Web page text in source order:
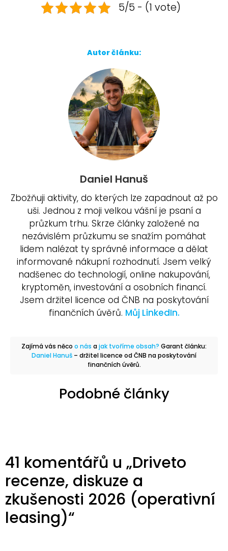
5/5 - (1 vote)
Autor článku:
Daniel Hanuš
Zbožňuji aktivity, do kterých lze zapadnout až po
uši. Jednou z moji velkou vášní je psaní a
průzkum trhu. Skrze články založené na
nezávislém průzkumu se snažím pomáhat
lidem nalézat ty správné informace a dělat
informované nákupní rozhodnutí. Jsem velký
nadšenec do technologií, online nakupování,
kryptoměn, investování a osobních financí.
Jsem držitel licence od ČNB na poskytování
finančních úvěrů. Můj LinkedIn.
Zajímá vás něco o nás ajak tvoříme obsah? Garant článku:
Daniel Hanuš – držitel licence od ČNB na poskytování
finančních úvěrů.
Podobné články
41 komentářů u „Driveto
recenze, diskuze a
zkušenosti 2026 (operativní
leasing)“